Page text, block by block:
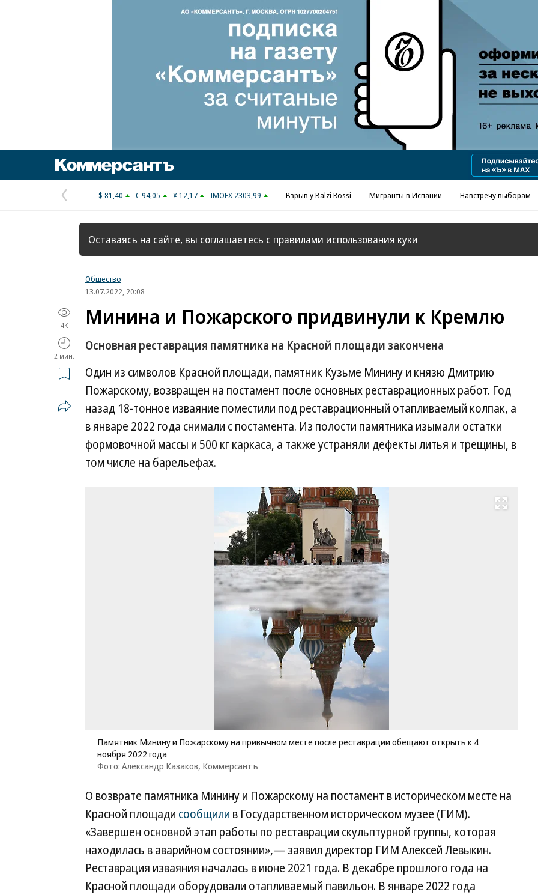
Реклама в «Ъ» www.kommersant.ru/ad
Предыдущая
страница
$ 81,40 € 94,05 ¥ 12,17 IMOEX 2303,99 Взрыв у Balzi Rossi Мигранты в Испании Навстречу выборам
Оставаясь на сайте, вы соглашаетесь с правилами использования куки
Общество
13.07.2022, 20:08
4K
2 мин.
Минина и Пожарского придвинули к Кремлю
Основная реставрация памятника на Красной площади закончена
Один из символов Красной площади, памятник Кузьме Минину и князю Дмитрию
Пожарскому, возвращен на постамент после основных реставрационных работ. Год
назад 18-тонное изваяние поместили под реставрационный отапливаемый колпак, а
в январе 2022 года снимали с постамента. Из полости памятника изымали остатки
формовочной массы и 500 кг каркаса, а также устраняли дефекты литья и трещины, в
том числе на барельефах.
Развернуть на весь экран
Памятник Минину и Пожарскому на привычном месте после реставрации обещают открыть к 4
ноября 2022 года
Фото: Александр Казаков, Коммерсантъ
О возврате памятника Минину и Пожарскому на постамент в историческом месте на
Красной площади сообщили в Государственном историческом музее (ГИМ).
«Завершен основной этап работы по реставрации скульптурной группы, которая
находилась в аварийном состоянии»,— заявил директор ГИМ Алексей Левыкин.
Реставрация изваяния началась в июне 2021 года. В декабре прошлого года на
Красной площади оборудовали отапливаемый павильон. В январе 2022 года